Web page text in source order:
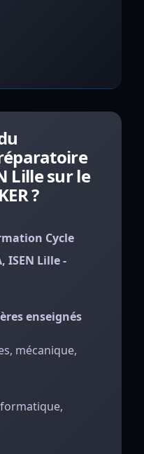
Lille sur le
?
Cycle
ISEN Lille -
enseignés
mécanique,